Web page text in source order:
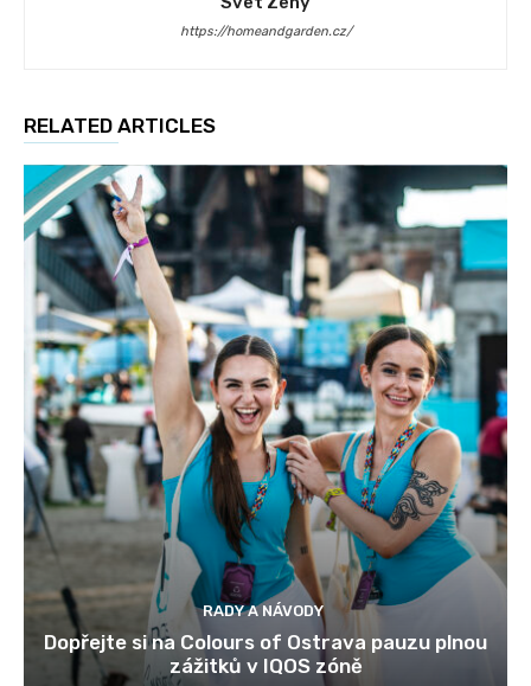
https://homeandgarden.cz/
RELATED ARTICLES
RADY A NÁVODY
Dopřejte si na Colours of Ostrava pauzu plnou
zážitků v IQOS zóně